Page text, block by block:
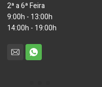
2ª a 6ª Feira
9:00h - 13:00h
14:00h - 19:00h